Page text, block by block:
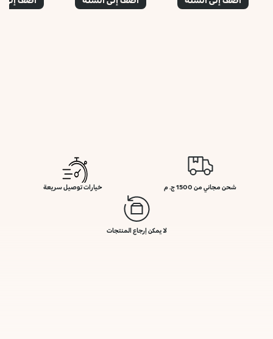
شحن مجاني من 1500 ج. م خيارات توصيل سريعة
لا يمكن إرجاع المنتجات